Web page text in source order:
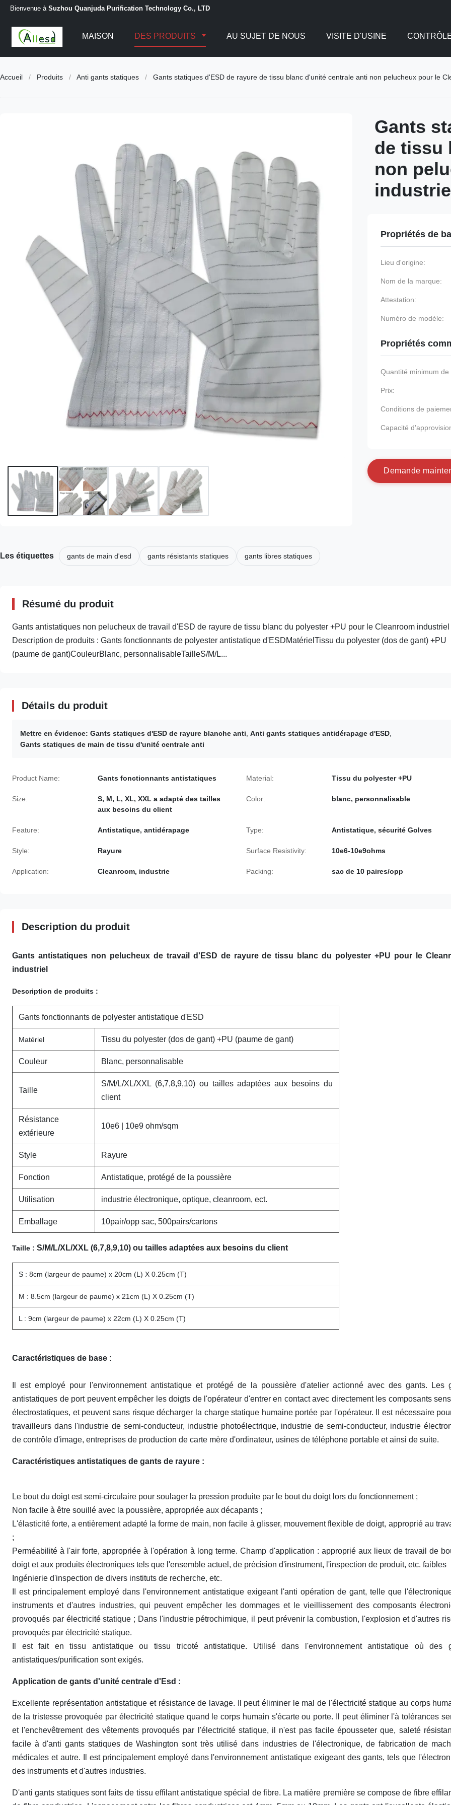
Bienvenue à Suzhou Quanjuda Purification Technology Co., LTD
MAISON DES PRODUITS AU SUJET DE NOUS VISITE D'USINE
Accueil / Produits / Anti gants statiques / Gants statiques d'ESD de rayure de tissu blanc d'unité centrale anti non pelucheux pour le
Gants
de tissu
non
Propriétés de
Lieu d'origine:
Nom de la marque:
Attestation:
Numéro de modèle:
Propriétés
Quantité minimum
Prix:
Conditions de
Capacité
Demande mainte
Les étiquettes gants de main d'esd gants résistants statiques gants libres statiques
Résumé du produit
Gants antistatiques non pelucheux de travail d'ESD de rayure de tissu blanc du polyester +PU pour le Cleanroom industriel
Description de produits : Gants fonctionnants de polyester antistatique d'ESDMatérielTissu du polyester (dos de gant) +PU
(paume de gant)CouleurBlanc, personnalisableTailleS/M/L...
Détails du produit
Mettre en évidence: Gants statiques d'ESD de rayure blanche anti Anti gants statiques antidérapage d'ESD
Gants statiques de main de tissu d'unité centrale anti
Product Name: Gants fonctionnants antistatiques Material: Tissu du polyester +PU
Size:
S, M, L, XL, XXL a adapté des tailles
aux besoins du client
Color: blanc, personnalisable
Feature: Antistatique, antidérapage Type: Antistatique, sécurité Golves
Style: Rayure Surface Resistivity: 10e6-10e9ohms
Application: Cleanroom, industrie Packing: sac de 10 paires/opp
Description du produit
Gants antistatiques non pelucheux de travail d'ESD de rayure de tissu blanc du polyester +PU pour le
industriel
Description de produits :
Gants fonctionnants de polyester antistatique d'ESD
Matériel Tissu du polyester (dos de gant) +PU (paume de gant)
Couleur Blanc, personnalisable
Taille
S/M/L/XL/XXL (6,7,8,9,10) ou tailles adaptées aux besoins du
client
Résistance
extérieure
10e6 | 10e9 ohm/sqm
Style Rayure
Fonction Antistatique, protégé de la poussière
Utilisation industrie électronique, optique, cleanroom, ect.
Emballage 10pair/opp sac, 500pairs/cartons
Taille : S/M/L/XL/XXL (6,7,8,9,10) ou tailles adaptées aux besoins du client
S : 8cm (largeur de paume) x 20cm (L) X 0.25cm (T)
M : 8.5cm (largeur de paume) x 21cm (L) X 0.25cm (T)
L : 9cm (largeur de paume) x 22cm (L) X 0.25cm (T)
Caractéristiques de base :
Il est employé pour l'environnement antistatique et protégé de la poussière d'atelier actionné avec des gants. Les
antistatiques de port peuvent empêcher les doigts de l'opérateur d'entrer en contact avec directement les composants
électrostatiques, et peuvent sans risque décharger la charge statique humaine portée par l'opérateur. Il est nécessaire
travailleurs dans l'industrie de semi-conducteur, industrie photoélectrique, industrie de semi-conducteur, industrie
de contrôle d'image, entreprises de production de carte mère d'ordinateur, usines de téléphone portable et ainsi de suite.
Caractéristiques antistatiques de gants de rayure :
Le bout du doigt est semi-circulaire pour soulager la pression produite par le bout du doigt lors du fonctionnement ;
Non facile à être souillé avec la poussière, appropriée aux décapants ;
L'élasticité forte, a entièrement adapté la forme de main, non facile à glisser, mouvement flexible de doigt, approprié au
;
Perméabilité à l'air forte, appropriée à l'opération à long terme. Champ d'application : approprié aux lieux de travail de
doigt et aux produits électroniques tels que l'ensemble actuel, de précision d'instrument, l'inspection de produit, etc. faibles
Ingénierie d'inspection de divers instituts de recherche, etc.
Il est principalement employé dans l'environnement antistatique exigeant l'anti opération de gant, telle que
instruments et d'autres industries, qui peuvent empêcher les dommages et le vieillissement des composants
provoqués par électricité statique ; Dans l'industrie pétrochimique, il peut prévenir la combustion, l'explosion et d'autres
provoqués par électricité statique.
Il est fait en tissu antistatique ou tissu tricoté antistatique. Utilisé dans l'environnement antistatique où des
antistatiques/purification sont exigés.
Application de gants d'unité centrale d'Esd :
Excellente représentation antistatique et résistance de lavage. Il peut éliminer le mal de l'électricité statique au corps
de la tristesse provoquée par électricité statique quand le corps humain s'écarte ou porte. Il peut éliminer l'à tolérances
et l'enchevêtrement des vêtements provoqués par l'électricité statique, il n'est pas facile épousseter que, saleté
facile à d'anti gants statiques de Washington sont très utilisé dans industries de l'électronique, de fabrication de
médicales et autre. Il est principalement employé dans l'environnement antistatique exigeant des gants, tels que
des instruments et d'autres industries.
D'anti gants statiques sont faits de tissu effilant antistatique spécial de fibre. La matière première se compose de fibre